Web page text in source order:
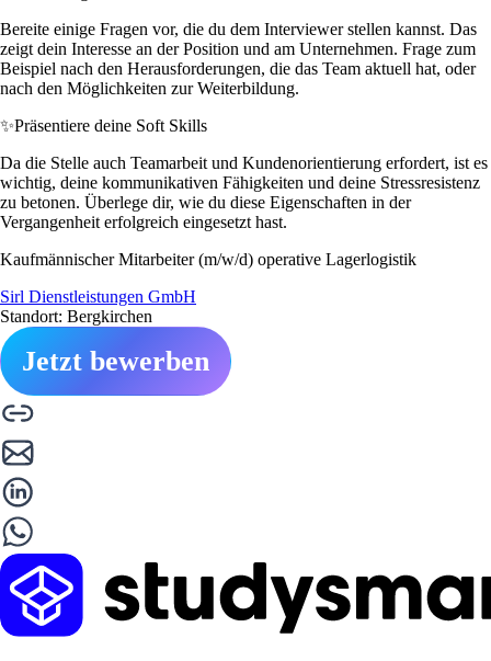
Bereite einige Fragen vor, die du dem Interviewer stellen kannst. Das
zeigt dein Interesse an der Position und am Unternehmen. Frage zum
Beispiel nach den Herausforderungen, die das Team aktuell hat, oder
nach den Möglichkeiten zur Weiterbildung.
✨Präsentiere deine Soft Skills
Da die Stelle auch Teamarbeit und Kundenorientierung erfordert, ist es
wichtig, deine kommunikativen Fähigkeiten und deine Stressresistenz
zu betonen. Überlege dir, wie du diese Eigenschaften in der
Vergangenheit erfolgreich eingesetzt hast.
Kaufmännischer Mitarbeiter (m/w/d) operative Lagerlogistik
Sirl Dienstleistungen GmbH
Standort: Bergkirchen
Jetzt bewerben